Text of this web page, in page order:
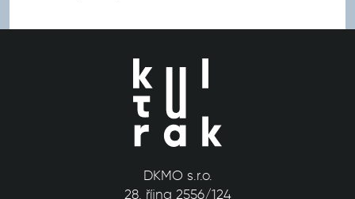
DKMO s.r.o.
28. října 2556/124